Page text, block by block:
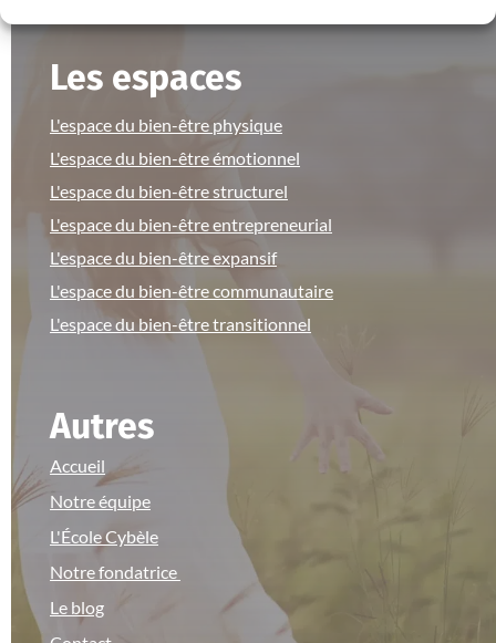
Les espaces
L'espace du bien-être physique
L'espace du bien-être émotionnel
L'espace du bien-être structurel
L'espace du bien-être entrepreneurial
L'espace du bien-être expansif
L'espace du bien-être communautaire
L'espace du bien-être transitionnel
Autres
Accueil
Notre équipe
L'École Cybèle
Notre fondatrice
Le blog